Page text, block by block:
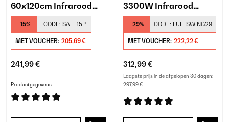
60x120cm Infrarood
Paneel Wit
-15% CODE: SALE15P
MET VOUCHER: 205,69 €
241,99 €
Productgegevens
3300W Infrarood
Verwarming Wand
Zwart
-29% CODE: FULLSWING29
MET VOUCHER: 222,22 €
312,99 €
Laagste prijs in de afgelopen 30 dagen:
297,99 €